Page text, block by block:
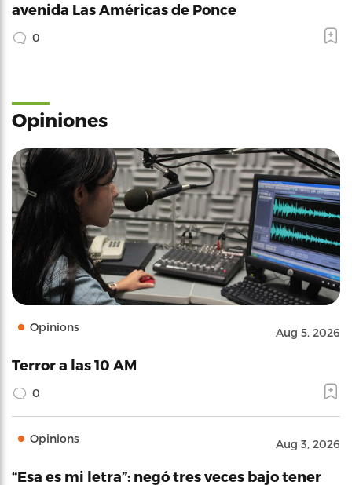
avenida Las Américas de Ponce
0
Opiniones
Opinions Aug 5, 2026
Terror a las 10 AM
0
Opinions Aug 3, 2026
“Esa es mi letra”: negó tres veces bajo tener